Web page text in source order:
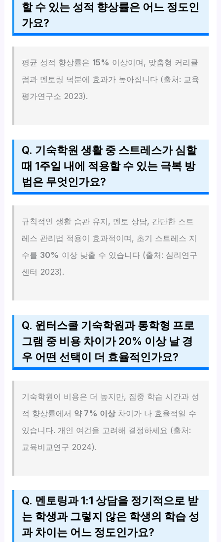
할 수 있는 성적 향상률은 어느 정도인
가요?
평균 성적 향상률은 15% 이상이며, 맞춤형 커리큘
럼과 멘토링 덕분에 효과가 높아집니다 (출처: 교육
평가연구소 2023).
Q. 기숙학원 생활 중 스트레스가 심할
때 1주일 내에 적용할 수 있는 극복 방
법은 무엇인가요?
규칙적인 생활 습관 유지, 멘토 상담, 간단한 스트
레스 관리법 적용이 효과적이며, 초기 스트레스 지
수를 30% 이상 낮출 수 있습니다 (출처: 심리연구
센터 2023).
Q. 윈터스쿨 기숙학원과 통학형 프로
그램 중 비용 차이가 20% 이상 날 경
우 어떤 선택이 더 효율적인가요?
기숙학원이 비용은 더 높지만, 집중 학습 시간과 성
적 향상률에서 약 7% 이상차이가 나 효율적일 수
있습니다. 개인 여건을 고려해 결정하세요 (출처:
교육비교연구 2024).
Q. 멘토링과 1:1 상담을 정기적으로 받
는 학생과 그렇지 않은 학생의 학습 성
과 차이는 어느 정도인가요?